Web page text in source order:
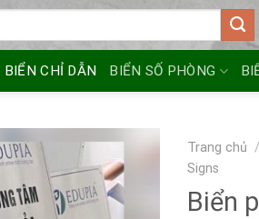
BIỂN CHỈ DẪN BIỂN SỐ PHÒNG
Trang chủ /
Signs
Biển